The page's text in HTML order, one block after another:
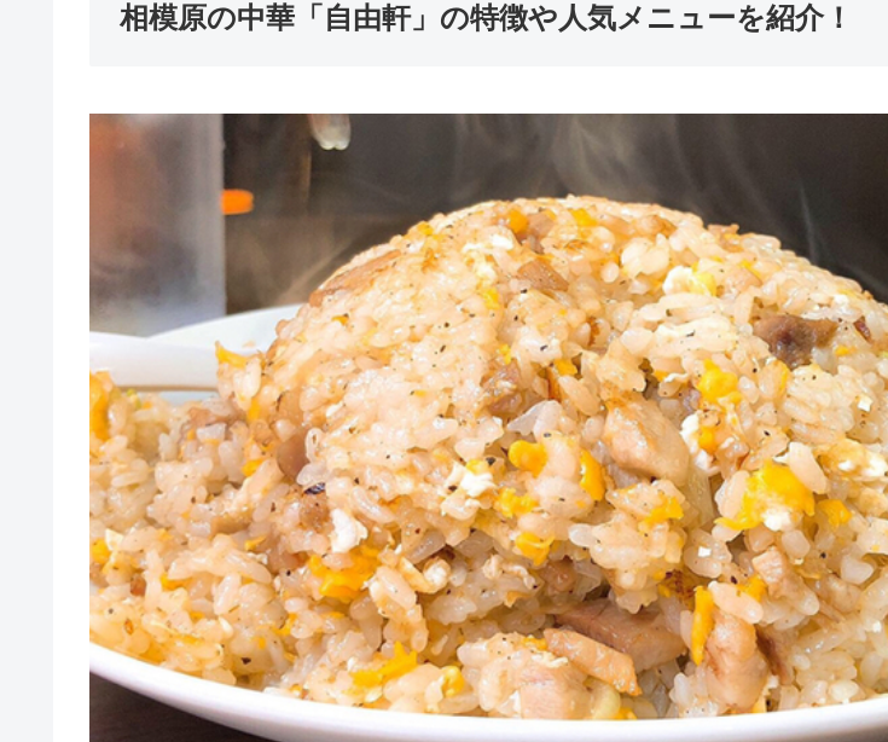
相模原の中華「自由軒」の特徴や人気メニューを紹介！